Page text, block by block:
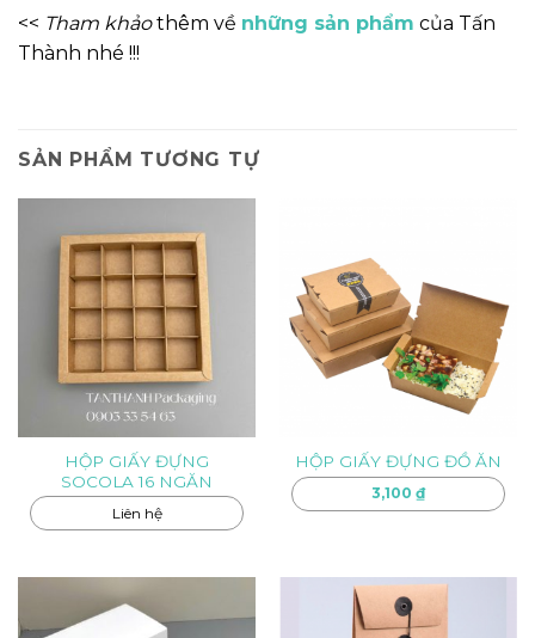
<< Tham khảothêm về những sản phẩm của Tấn
Thành nhé !!!
SẢN PHẨM TƯƠNG TỰ
HỘP GIẤY ĐỰNG
SOCOLA 16 NGĂN
Liên hệ
HỘP GIẤY ĐỰNG ĐỒ ĂN
3,100 ₫